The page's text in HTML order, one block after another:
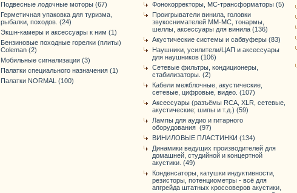
Подвесные лодочные моторы (67)
Герметичная упаковка для туризма,
рыбалки, походов. (24)
Экшн-камеры и аксессуары к ним (1)
Бензиновые походные горелки (плиты)
Coleman (2)
Мобильные сигнализации (3)
Палатки специального назначения (1)
Палатки NORMAL (100)
Фонокорректоры, МС-трансформаторы (5)
Проигрыватели винила, головки
звукоснимателей ММ-МС, тонармы,
шеллы, аксессуары для винила (136)
Акустические системы и сабвуферы (83)
Наушники, усилители/ЦАП и аксессуары
для наушников (106)
Сетевые фильтры, кондиционеры,
стабилизаторы. (2)
Кабели межблочные, акустические,
сетевые, цифровые, видео. (107)
Аксессуары (разъёмы RCA, XLR, сетевые,
акустические; шипы и т.д.) (59)
Лампы для аудио и гитарного
оборудования (97)
ВИНИЛОВЫЕ ПЛАСТИНКИ (134)
Динамики ведущих производителей для
домашней, студийной и концертной
акустики. (49)
Конденсаторы, катушки индуктивности,
резисторы, потенциометры - всё для
апгрейда штатных кроссоверов акустики,